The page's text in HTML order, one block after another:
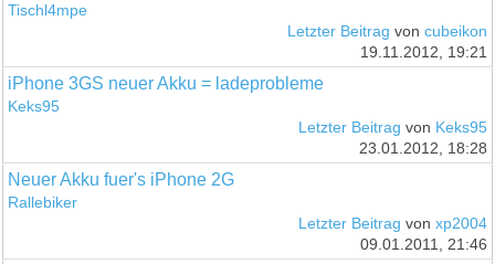
Tischl4mpe
Letzter Beitrag von cubeikon
19.11.2012, 19:21
iPhone 3GS neuer Akku = ladeprobleme
Keks95
Letzter Beitrag von Keks95
23.01.2012, 18:28
Neuer Akku fuer's iPhone 2G
Rallebiker
Letzter Beitrag von xp2004
09.01.2011, 21:46